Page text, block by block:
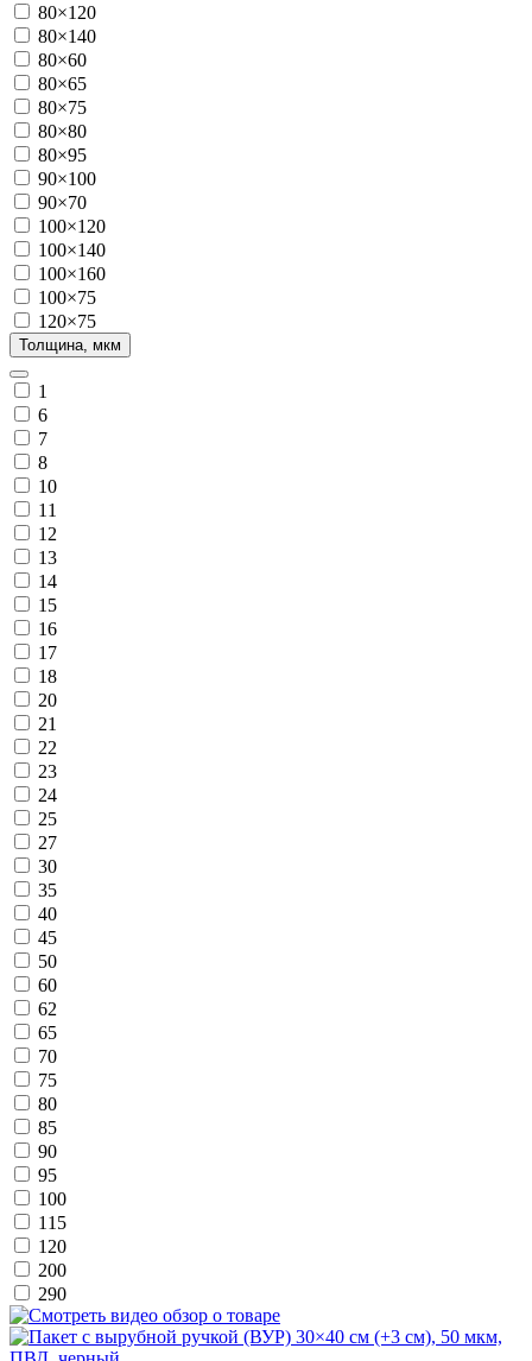
80×120
80×140
80×60
80×65
80×75
80×80
80×95
90×100
90×70
100×120
100×140
100×160
100×75
120×75
Толщина, мкм
1
6
7
8
10
11
12
13
14
15
16
17
18
20
21
22
23
24
25
27
30
35
40
45
50
60
62
65
70
75
80
85
90
95
100
115
120
200
290